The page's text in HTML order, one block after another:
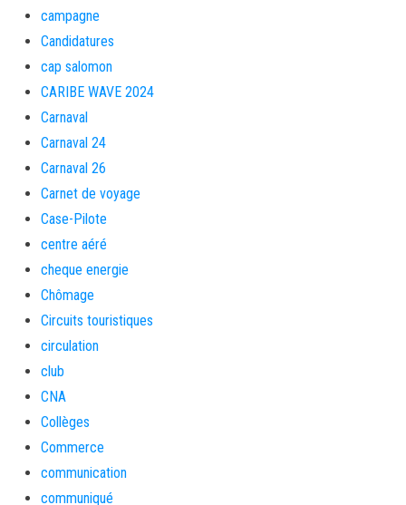
campagne
Candidatures
cap salomon
CARIBE WAVE 2024
Carnaval
Carnaval 24
Carnaval 26
Carnet de voyage
Case-Pilote
centre aéré
cheque energie
Chômage
Circuits touristiques
circulation
club
CNA
Collèges
Commerce
communication
communiqué